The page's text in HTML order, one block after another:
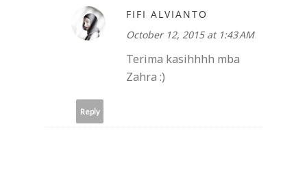
FIFI ALVIANTO
October 12, 2015 at 1:43 AM
Terima kasihhhh mba
Zahra :)
Reply